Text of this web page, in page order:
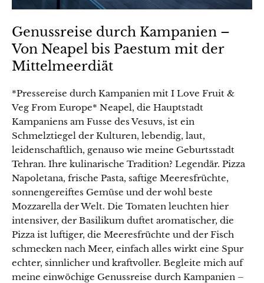
Genussreise durch Kampanien –
Von Neapel bis Paestum mit der
Mittelmeerdiät
*Pressereise durch Kampanien mit I Love Fruit &
Veg From Europe* Neapel, die Hauptstadt
Kampaniens am Fusse des Vesuvs, ist ein
Schmelztiegel der Kulturen, lebendig, laut,
leidenschaftlich, genauso wie meine Geburtsstadt
Tehran. Ihre kulinarische Tradition? Legendär. Pizza
Napoletana, frische Pasta, saftige Meeresfrüchte,
sonnengereiftes Gemüse und der wohl beste
Mozzarella der Welt. Die Tomaten leuchten hier
intensiver, der Basilikum duftet aromatischer, die
Pizza ist luftiger, die Meeresfrüchte und der Fisch
schmecken nach Meer, einfach alles wirkt eine Spur
echter, sinnlicher und kraftvoller. Begleite mich auf
meine einwöchige Genussreise durch Kampanien –